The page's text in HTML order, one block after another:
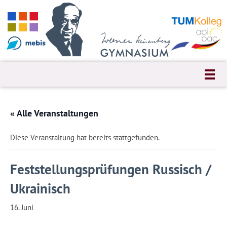
« Alle Veranstaltungen
Diese Veranstaltung hat bereits stattgefunden.
Feststellungsprüfungen Russisch /
Ukrainisch
16. Juni